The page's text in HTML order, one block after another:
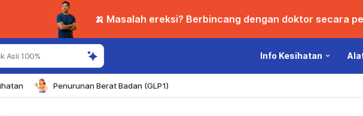
🍌 Masalah ereksi? Berbincang dengan doktor secara
Asli 100% Info Kesihatan
Penurunan Berat Badan (GLP1)